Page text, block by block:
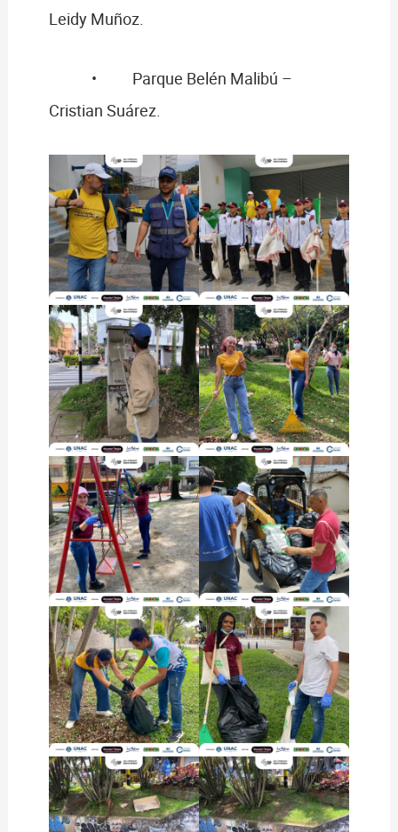
Leidy Muñoz.
• Parque Belén Malibú –
Cristian Suárez.